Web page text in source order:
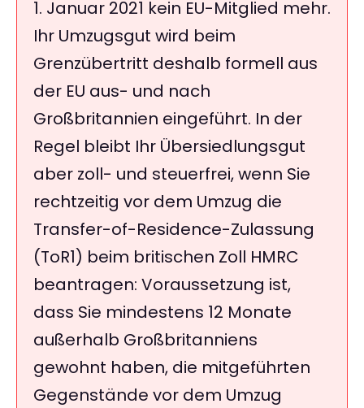
1. Januar 2021 kein EU-Mitglied mehr.
Ihr Umzugsgut wird beim
Grenzübertritt deshalb formell aus
der EU aus- und nach
Großbritannien eingeführt. In der
Regel bleibt Ihr Übersiedlungsgut
aber zoll- und steuerfrei, wenn Sie
rechtzeitig vor dem Umzug die
Transfer-of-Residence-Zulassung
(ToR1) beim britischen Zoll HMRC
beantragen: Voraussetzung ist,
dass Sie mindestens 12 Monate
außerhalb Großbritanniens
gewohnt haben, die mitgeführten
Gegenstände vor dem Umzug